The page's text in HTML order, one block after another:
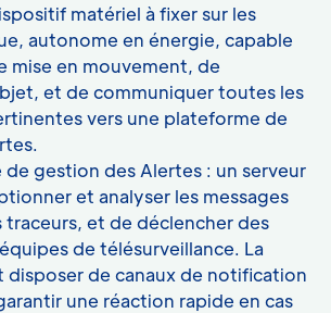
matériel à fixer sur les
autonome en énergie, capable
mise en mouvement, de
et de communiquer toutes les
vers une plateforme de
gestion des Alertes : un serveur
et analyser les messages
traceurs, et de déclencher des
de télésurveillance. La
de canaux de notification
une réaction rapide en cas